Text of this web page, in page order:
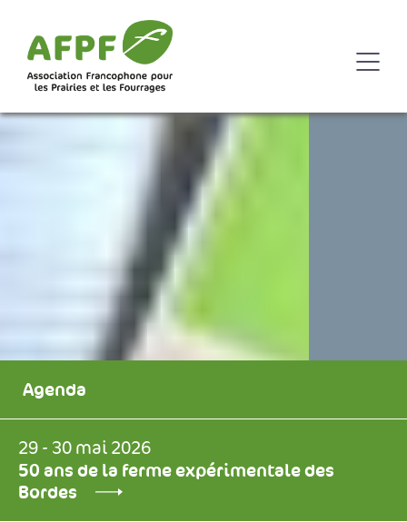
Agenda
29 - 30 mai 2026
50 ans de la ferme expérimentale des
Bordes